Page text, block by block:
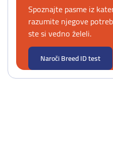
Spoznajte pasme iz
razumite njegove
ste si vedno želeli.
Naroči Breed ID test